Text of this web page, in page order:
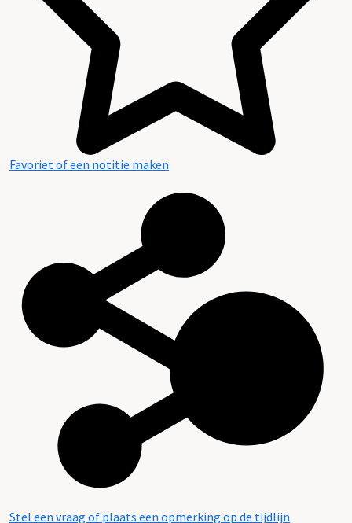
Favoriet of een notitie maken
Stel een vraag of plaats een opmerking op de tijdlijn